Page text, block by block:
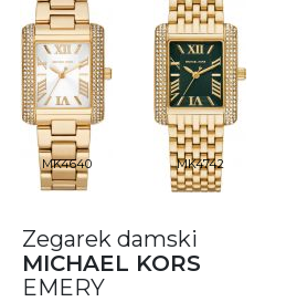
MK4640 MK4742
Zegarek damski
MICHAEL KORS
EMERY